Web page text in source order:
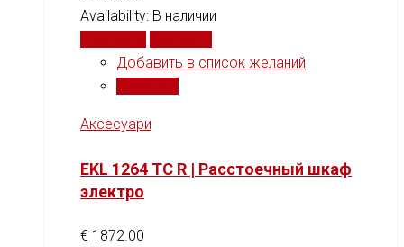
Availability: В наличии
Добавить в список желаний
Аксесуари
EKL 1264 TC R | Расстоечный шкаф
электро
€ 1872.00